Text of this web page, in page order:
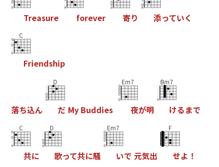
Treasure forever 寄り 添っていく
C
Friendship
落ち込ん
D
だ My Buddies
Em7
夜が明
Bm7
ける まで
C
共に
D
歌って共に騒
Em7
いで 元気出
F
せよ ！